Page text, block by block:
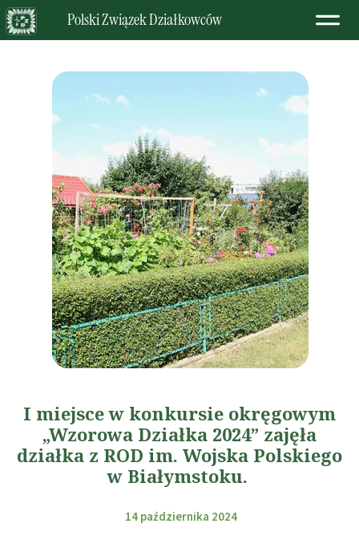
Polski Związek Działkowców
14 października 2024
I miejsce w konkursie okręgowym
„Wzorowa Działka 2024” zajęła
działka z ROD im. Wojska Polskiego
w Białymstoku.